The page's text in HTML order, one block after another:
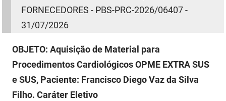
FORNECEDORES - PBS-PRC-2026/06407 -
31/07/2026
OBJETO: Aquisição de Material para
Procedimentos Cardiológicos OPME EXTRA SUS
e SUS, Paciente: Francisco Diego Vaz da Silva
Filho. Caráter Eletivo